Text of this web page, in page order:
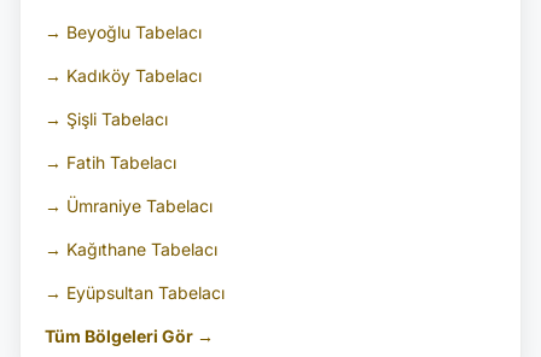
→ Beyoğlu Tabelacı
→ Kadıköy Tabelacı
→ Şişli Tabelacı
→ Fatih Tabelacı
→ Ümraniye Tabelacı
→ Kağıthane Tabelacı
→ Eyüpsultan Tabelacı
Tüm Bölgeleri Gör →